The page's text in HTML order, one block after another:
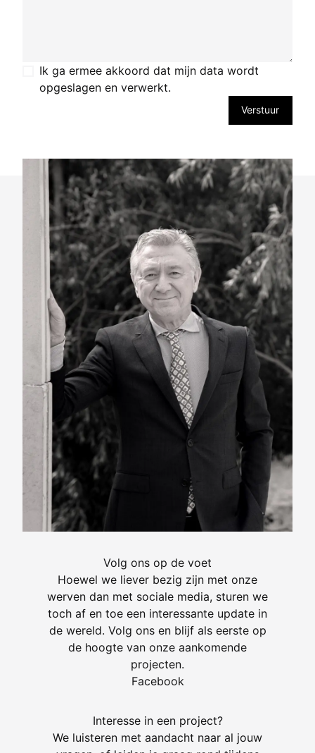
Toestemming*
Ik ga ermee akkoord dat mijn data wordt
opgeslagen en verwerkt.
Verstuur
Volg ons op de voet
Hoewel we liever bezig zijn met onze
werven dan met sociale media, sturen we
toch af en toe een interessante update in
de wereld. Volg ons en blijf als eerste op
de hoogte van onze aankomende
projecten.
Facebook
Interesse in een project?
We luisteren met aandacht naar al jouw